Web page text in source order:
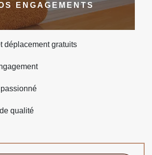
ENGAGEMENTS
déplacement gratuits
qualité